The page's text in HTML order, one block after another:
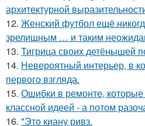
архитектурной
12. Женский футбол ещё
зрелищным … и таким
13. Тигрица своих детёнышей
14. Невероятный интерьер, в
первого взгляда.
15. Ошибки в ремонте, которые
классной идеей - а потом
16. "Это киану ривз.